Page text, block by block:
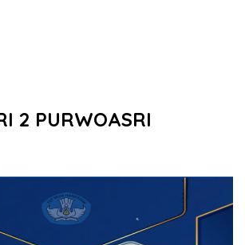
2 PURWOASRI